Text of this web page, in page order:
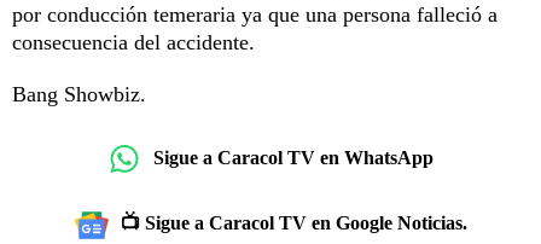
por conducción temeraria ya que una persona falleció a
consecuencia del accidente.
Bang Showbiz.
Sigue a Caracol TV en WhatsApp
📺 Sigue a Caracol TV en Google Noticias.